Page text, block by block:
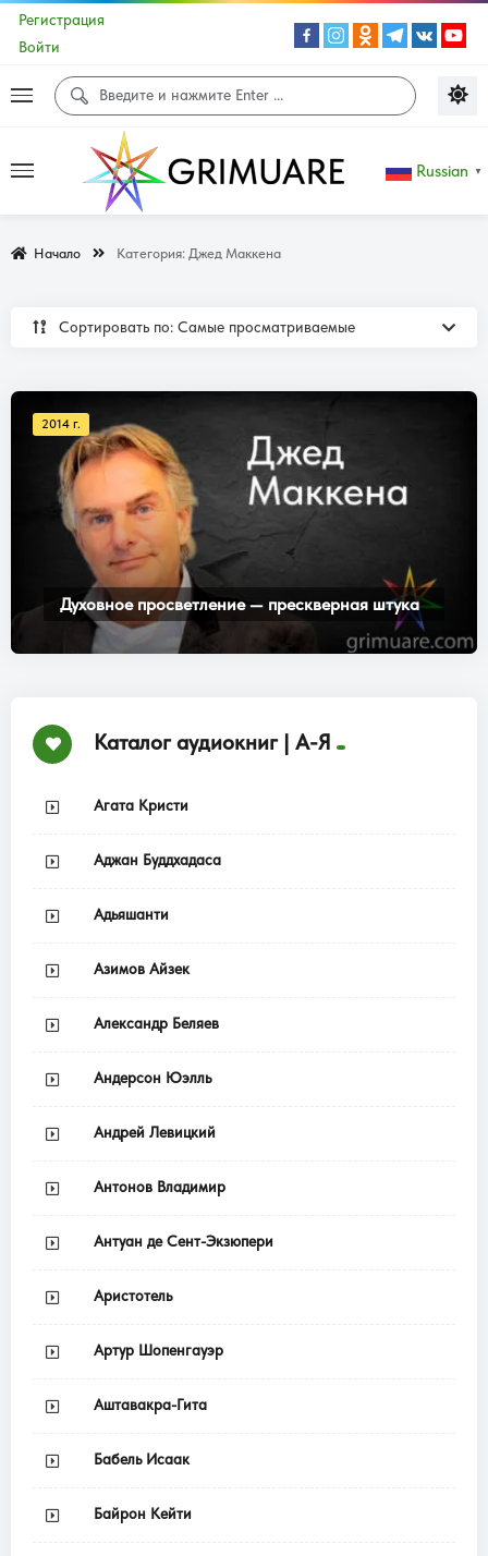
Регистрация
Войти
Russian ▼
Начало Категория: Джед Маккена
Сортировать по: Самые просматриваемые
2014 г.
Духовное просветление — прескверная штука
Каталог аудиокниг | А-Я
Агата Кристи
Аджан Буддхадаса
Адьяшанти
Азимов Айзек
Александр Беляев
Андерсон Юэлль
Андрей Левицкий
Антонов Владимир
Антуан де Сент-Экзюпери
Аристотель
Артур Шопенгауэр
Аштавакра-Гита
Бабель Исаак
Байрон Кейти